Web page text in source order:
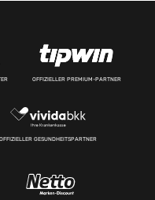
OFFIZIELLER PREMIUM-PARTNER
OFFIZIELLER GESUNDHEITSPARTNER